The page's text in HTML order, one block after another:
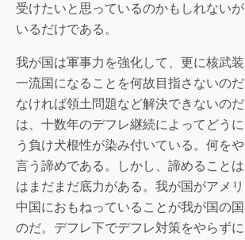
受けたいと思っているのかもしれない
いるだけである。
我が国は軍事力を強化して、更に核武
一流国になることを何故目指さないの
なければ領土問題など解決できないの
は、十数年のデフレ継続によってどう
う負け犬根性が染み付いている。何を
言う諦めである。しかし、諦めること
はまだまだ底力がある。我が国がアメリ
中国におもねっていることが我が国の
のだ。デフレ下でデフレ対策をやらず